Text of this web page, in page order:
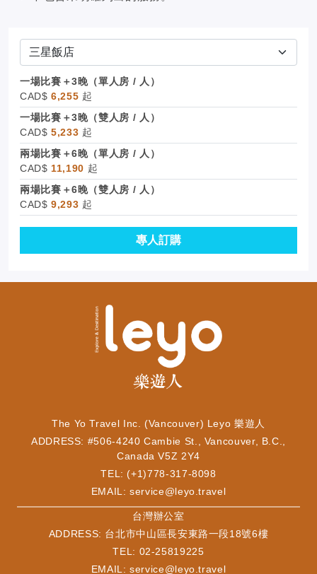
一場比賽＋3晚（單人房 / 人）
CAD$ 6,255 起
一場比賽＋3晚（雙人房 / 人）
CAD$ 5,233 起
兩場比賽＋6晚（單人房 / 人）
CAD$ 11,190 起
兩場比賽＋6晚（雙人房 / 人）
CAD$ 9,293 起
專人訂購
The Yo Travel Inc. (Vancouver) Leyo 樂遊人
ADDRESS: #506-4240 Cambie St., Vancouver, B.C.,
Canada V5Z 2Y4
TEL: (+1)778-317-8098
EMAIL:service@leyo.travel
​台灣辦公室
ADDRESS: 台北市中山區長安東路一段18號6樓
TEL: 02-25819225
EMAIL:service@leyo.travel